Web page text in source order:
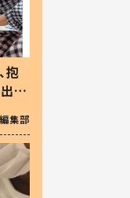
抱
ま
集部